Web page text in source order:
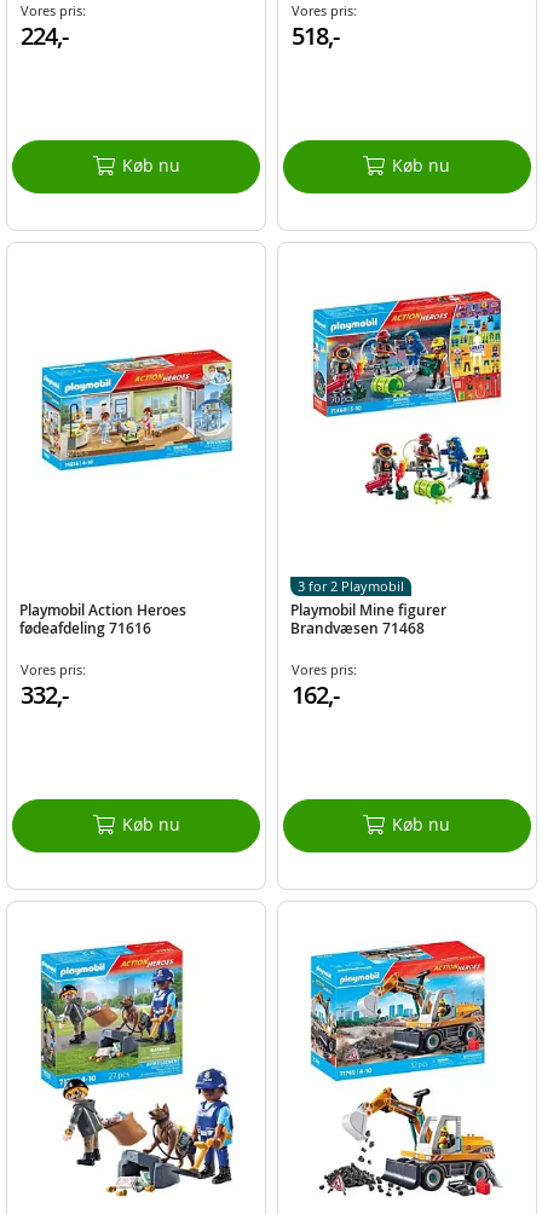
Vores pris:
224,-
Køb nu
Vores pris:
518,-
Køb nu
Playmobil Action Heroes
fødeafdeling 71616
Vores pris:
332,-
Køb nu
Playmobil Mine figurer
Brandvæsen 71468
Vores pris:
162,-
Køb nu
3 for 2 Playmobil